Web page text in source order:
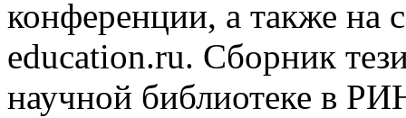
конференции, а также на
education.ru. Сборник
научной библиотеке в